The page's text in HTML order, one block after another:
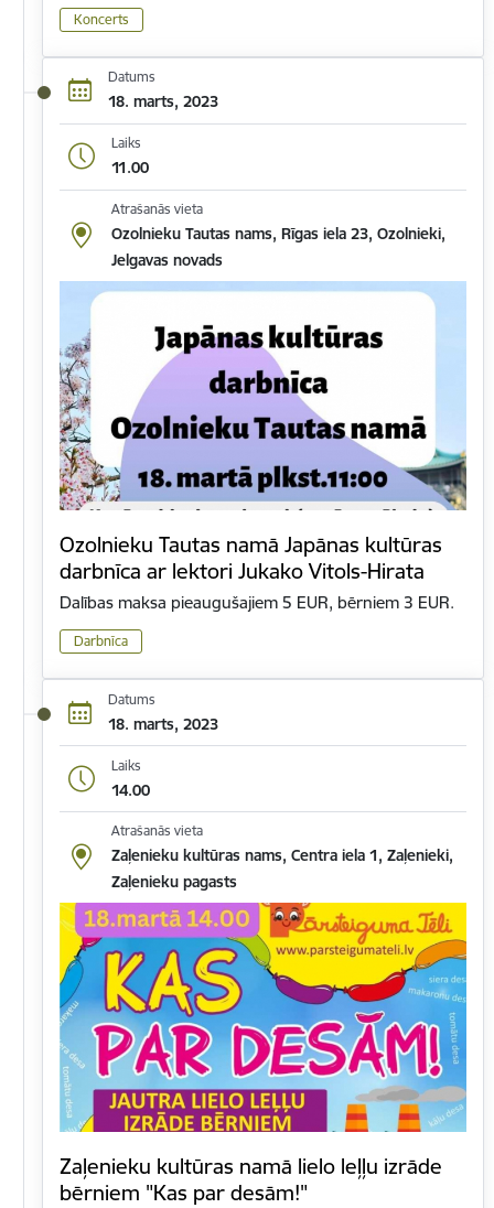
Koncerts
Datums
18. marts, 2023
Laiks
11.00
Atrašanās vieta
Ozolnieku Tautas nams, Rīgas iela 23, Ozolnieki,
Jelgavas novads
Ozolnieku Tautas namā Japānas kultūras
darbnīca ar lektori Jukako Vitols-Hirata
Dalības maksa pieaugušajiem 5 EUR, bērniem 3 EUR.
Darbnīca
Datums
18. marts, 2023
Laiks
14.00
Atrašanās vieta
Zaļenieku kultūras nams, Centra iela 1, Zaļenieki,
Zaļenieku pagasts
Zaļenieku kultūras namā lielo leļļu izrāde
bērniem "Kas par desām!"